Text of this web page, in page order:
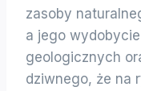
zasoby
a jego
geologicznych
dziwnego, że na